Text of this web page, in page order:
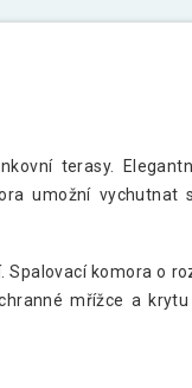
terasy.
umožní
komora o
mřížce a